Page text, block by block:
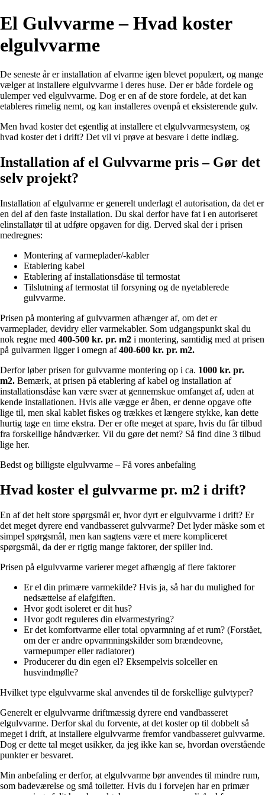
El Gulvvarme – Hvad koster
elgulvvarme
De seneste år er installation af elvarme igen blevet populært, og mange
vælger at installere elgulvvarme i deres huse. Der er både fordele og
ulemper ved elgulvvarme. Dog er en af de store fordele, at det kan
etableres rimelig nemt, og kan installeres ovenpå et eksisterende gulv.
Men hvad koster det egentlig at installere et elgulvvarmesystem, og
hvad koster det i drift? Det vil vi prøve at besvare i dette indlæg.
Installation af el Gulvvarme pris – Gør det
selv projekt?
Installation af elgulvarme er generelt underlagt el autorisation, da det er
en del af den faste installation. Du skal derfor have fat i en autoriseret
elinstallatør til at udføre opgaven for dig. Derved skal der i prisen
medregnes:
Montering af varmeplader/-kabler
Etablering kabel
Etablering af installationsdåse til termostat
Tilslutning af termostat til forsyning og de nyetablerede
gulvvarme.
Prisen på montering af gulvvarmen afhænger af, om det er
varmeplader, devidry eller varmekabler. Som udgangspunkt skal du
nok regne med 400-500 kr. pr. m2 i montering, samtidig med at prisen
på gulvarmen ligger i omegn af400-600 kr. pr. m2.
Derfor løber prisen for gulvvarme montering op i ca. 1000 kr. pr.
m2. Bemærk, at prisen på etablering af kabel og installation af
installationsdåse kan være svær at gennemskue omfanget af, uden at
kende installationen. Hvis alle vægge er åben, er denne opgave ofte
lige til, men skal kablet fiskes og trækkes et længere stykke, kan dette
hurtig tage en time ekstra. Der er ofte meget at spare, hvis du får tilbud
fra forskellige håndværker. Vil du gøre det nemt? Så find dine 3 tilbud
lige her.
Bedst og billigste elgulvvarme – Få vores anbefaling
Hvad koster el gulvvarme pr. m2 i drift?
En af det helt store spørgsmål er, hvor dyrt er elgulvvarme i drift? Er
det meget dyrere end vandbasseret gulvvarme? Det lyder måske som et
simpel spørgsmål, men kan sagtens være et mere kompliceret
spørgsmål, da der er rigtig mange faktorer, der spiller ind.
Prisen på elgulvvarme varierer meget afhængig af flere faktorer
Er el din primære varmekilde? Hvis ja, så har du mulighed for
nedsættelse afelafgiften.
Hvor godt isoleret er dit hus?
Hvor godt reguleres din elvarmestyring?
Er det komfortvarme eller total opvarmning af et rum? (Forstået,
om der er andre opvarmningskilder som brændeovne,
varmepumper eller radiatorer)
Producerer du din egen el? Eksempelvis solceller en
husvindmølle?
Hvilket type elgulvvarme skal anvendes til de forskellige gulvtyper?
Generelt er elgulvvarme driftmæssig dyrere end vandbasseret
elgulvvarme. Derfor skal du forvente, at det koster op til dobbelt så
meget i drift, at installere elgulvvarme fremfor vandbasseret gulvvarme.
Dog er dette tal meget usikker, da jeg ikke kan se, hvordan overstående
punkter er besvaret.
Min anbefaling er derfor, at elgulvvarme bør anvendes til mindre rum,
som badeværelse og små toiletter. Hvis du i forvejen har en primær